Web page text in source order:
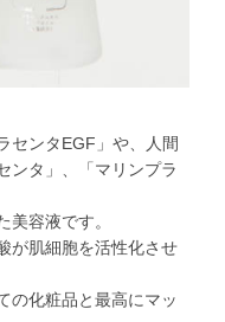
センタEGF」や、人間
ンタ」、「マリンプラ
容液です。
が肌細胞を活性化させ
の化粧品と最高にマッ